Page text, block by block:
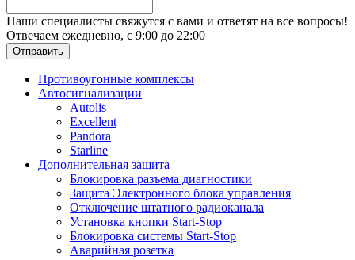
Наши специалисты свяжутся с вами и ответят на все вопросы!
Отвечаем ежедневно, с 9:00 до 22:00
Отправить
Противоугонные комплексы
Автосигнализации
Autolis
Excellent
Pandora
Starline
Дополнительная защита
Блокировка разъема диагностики
Защита Электронного блока управления
Отключение штатного радиоканала
Установка кнопки Start-Stop
Блокировка системы Start-Stop
Аварийная розетка